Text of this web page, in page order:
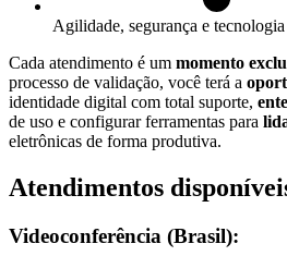
Agilidade, segurança e tecnologia
Cada atendimento é um momento
processo de validação, você terá a
identidade digital com total suporte,
de uso e configurar ferramentas para
eletrônicas de forma produtiva.
Atendimentos
Videoconferência (Brasil):